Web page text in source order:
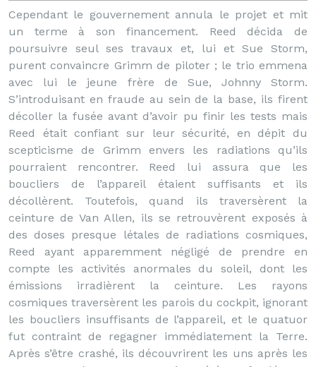
Cependant le gouvernement annula le projet et mit
un terme à son financement. Reed décida de
poursuivre seul ses travaux et, lui et Sue Storm,
purent convaincre Grimm de piloter ; le trio emmena
avec lui le jeune frère de Sue, Johnny Storm.
S’introduisant en fraude au sein de la base, ils firent
décoller la fusée avant d’avoir pu finir les tests mais
Reed était confiant sur leur sécurité, en dépit du
scepticisme de Grimm envers les radiations qu’ils
pourraient rencontrer. Reed lui assura que les
boucliers de l’appareil étaient suffisants et ils
décollèrent. Toutefois, quand ils traversèrent la
ceinture de Van Allen, ils se retrouvèrent exposés à
des doses presque létales de radiations cosmiques,
Reed ayant apparemment négligé de prendre en
compte les activités anormales du soleil, dont les
émissions irradièrent la ceinture. Les rayons
cosmiques traversèrent les parois du cockpit, ignorant
les boucliers insuffisants de l’appareil, et le quatuor
fut contraint de regagner immédiatement la Terre.
Après s’être crashé, ils découvrirent les uns après les